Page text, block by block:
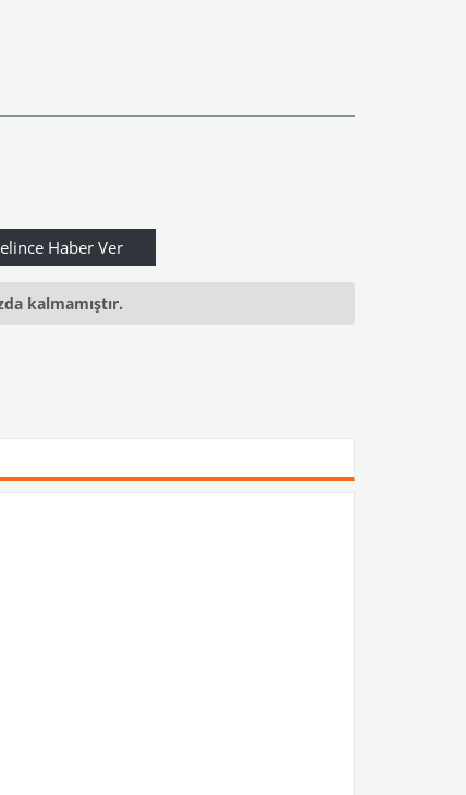
kalmamıştır.